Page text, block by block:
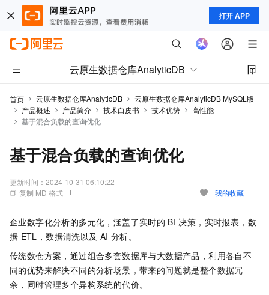
打开 APP
云原生数据仓库AnalyticDB
首页 云原生数据仓库AnalyticDB
云原生数据仓库AnalyticDB MySQL版
产品概述
产品简介 技术白皮书 技术优势
高性能
基于混合负载的查询优化
基于混合负载的查询优化
更新时间： 2024-10-31 06:10:22
复制 MD 格式
我的收藏
企业数字化分析的多元化，涵盖了实时的 BI 决策，实时报表，数
据 ETL，数据清洗以及 AI 分析。
传统数仓方案，通过组合多套数据库与大数据产品，利用各自不
同的优势来解决不同的分析场景，带来的问题就是整个数据冗
余，同时管理多个异构系统的代价。